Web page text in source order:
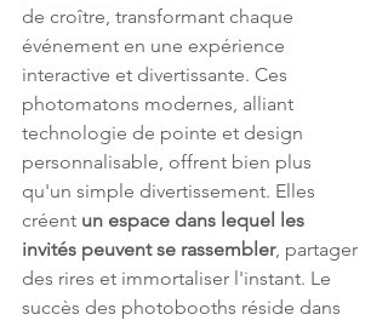
de croître, transformant chaque
événement en une expérience
interactive et divertissante. Ces
photomatons modernes, alliant
technologie de pointe et design
personnalisable, offrent bien plus
qu'un simple divertissement. Elles
créent un espace dans lequel les
invités peuvent se rassembler, partager
des rires et immortaliser l'instant. Le
succès des photobooths réside dans